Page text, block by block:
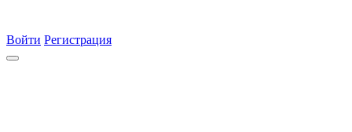
Войти Регистрация